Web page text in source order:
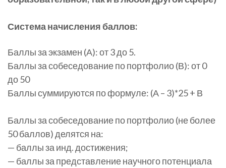
Система начисления баллов:
Баллы за экзамен (А): от 3 до 5.
Баллы за собеседование по портфолио (В): от 0
до 50
Баллы суммируются по формуле: (А – 3)*25 + В
Баллы за собеседование по портфолио (не более
50 баллов) делятся на:
— баллы за инд. достижения;
— баллы за представление научного потенциала